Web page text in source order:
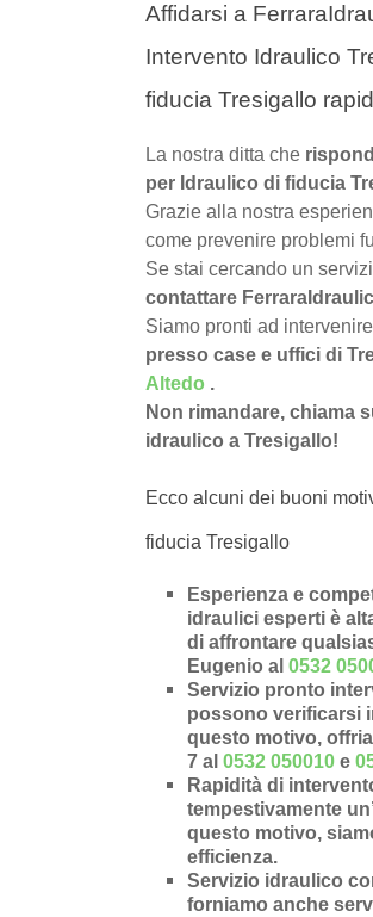
Affidarsi a
Intervento Idraulico
fiducia Tresigallo
La nostra ditta che
per Idraulico di fiducia
Grazie alla nostra
come prevenire problemi
Se stai cercando un
contattare
Siamo pronti ad
presso case e uffici di
Altedo .
Non rimandare, chiama
idraulico a Tresigallo!
Ecco alcuni dei buoni
fiducia Tresigallo
Esperienza e
idraulici esperti è
di affrontare
Eugenio al 0532
Servizio pronto
possono verificarsi
questo motivo,
7 al 0532 050010 e
Rapidità di
tempestivamente
questo motivo,
efficienza.
Servizio idraulico
forniamo anche